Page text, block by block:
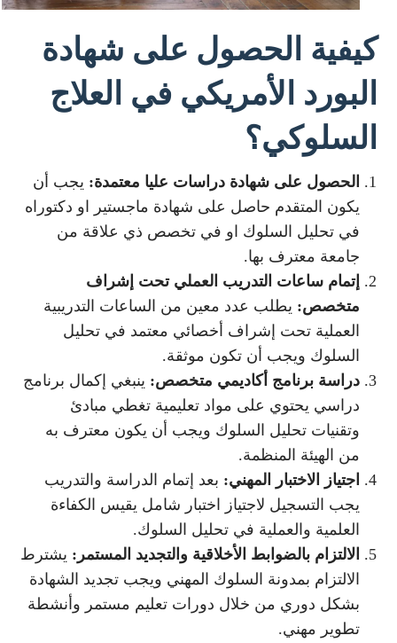
كيفية الحصول على شهادة
البورد الأمريكي في العلاج
السلوكي؟
الحصول على شهادة دراسات عليا معتمدة: يجب أن
يكون المتقدم حاصل على شهادة ماجستير او دكتوراه
في تحليل السلوك او في تخصص ذي علاقة من
جامعة معترف بها.
إتمام ساعات التدريب العملي تحت إشراف
متخصص: يطلب عدد معين من الساعات التدريبية
العملية تحت إشراف أخصائي معتمد في تحليل
السلوك ويجب أن تكون موثقة.
دراسة برنامج أكاديمي متخصص: ينبغي إكمال برنامج
دراسي يحتوي على مواد تعليمية تغطي مبادئ
وتقنيات تحليل السلوك ويجب أن يكون معترف به
من الهيئة المنظمة.
اجتياز الاختبار المهني: بعد إتمام الدراسة والتدريب
يجب التسجيل لاجتياز اختبار شامل يقيس الكفاءة
العلمية والعملية في تحليل السلوك.
الالتزام بالضوابط الأخلاقية والتجديد المستمر: يشترط
الالتزام بمدونة السلوك المهني ويجب تجديد الشهادة
بشكل دوري من خلال دورات تعليم مستمر وأنشطة
تطوير مهني.